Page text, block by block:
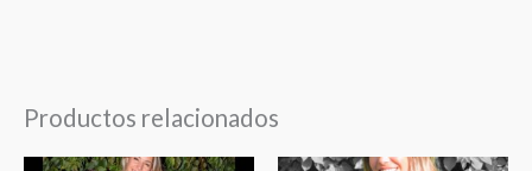
Productos relacionados